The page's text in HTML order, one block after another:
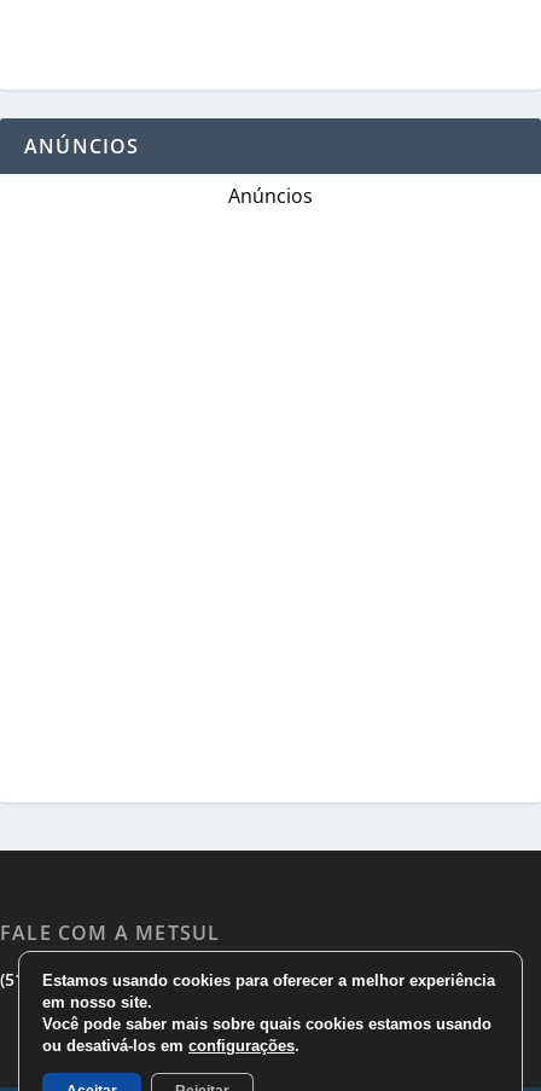
ANÚNCIOS
Anúncios
FALE COM A METSUL
(51) 3533 1983|(51)3785 7752|comercial@metsul.com
Estamos usando cookies para oferecer a melhor experiência
em nosso site.
Você pode saber mais sobre quais cookies estamos usando
ou desativá-los em configurações.